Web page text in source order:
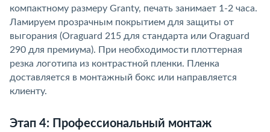
компактному размеру Granty, печать занимает 1-2 часа.
Ламируем прозрачным покрытием для защиты от
выгорания (Oraguard 215 для стандарта или Oraguard
290 для премиума). При необходимости плоттерная
резка логотипа из контрастной пленки. Пленка
доставляется в монтажный бокс или направляется
клиенту.
Этап 4: Профессиональный монтаж